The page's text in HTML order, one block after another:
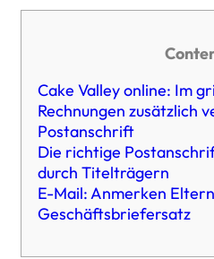
Cake Valley online: Im
Rechnungen zusätzlich
Postanschrift
Die richtige
durch Titelträgern
E-Mail: Anmerken
Geschäftsbriefersatz